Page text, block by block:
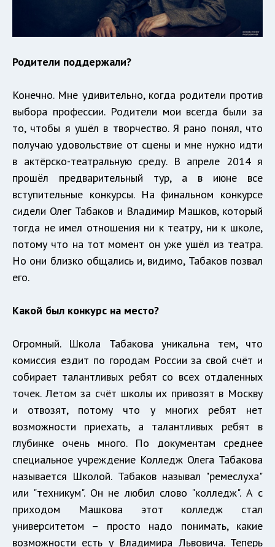
Родители поддержали?
Конечно. Мне удивительно, когда родители против
выбора профессии. Родители мои всегда были за
то, чтобы я ушёл в творчество. Я рано понял, что
получаю удовольствие от сцены и мне нужно идти
в актёрско-театральную среду. В апреле 2014 я
прошёл предварительный тур, а в июне все
вступительные конкурсы. На финальном конкурсе
сидели Олег Табаков и Владимир Машков, который
тогда не имел отношения ни к театру, ни к школе,
потому что на тот момент он уже ушёл из театра.
Но они близко общались и, видимо, Табаков позвал
его.
Какой был конкурс на место?
Огромный. Школа Табакова уникальна тем, что
комиссия ездит по городам России за свой счёт и
собирает талантливых ребят со всех отдаленных
точек. Летом за счёт школы их привозят в Москву
и отвозят, потому что у многих ребят нет
возможности приехать, а талантливых ребят в
глубинке очень много. По документам среднее
специальное учреждение Колледж Олега Табакова
называется Школой. Табаков называл "ремеслуха"
или "техникум". Он не любил слово "колледж". А с
приходом Машкова этот колледж стал
университетом – просто надо понимать, какие
возможности есть у Владимира Львовича. Теперь